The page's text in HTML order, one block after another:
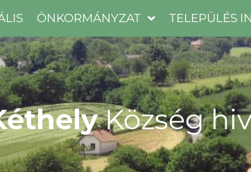
ÖNKORMÁNYZAT TELEPÜLÉS
Község